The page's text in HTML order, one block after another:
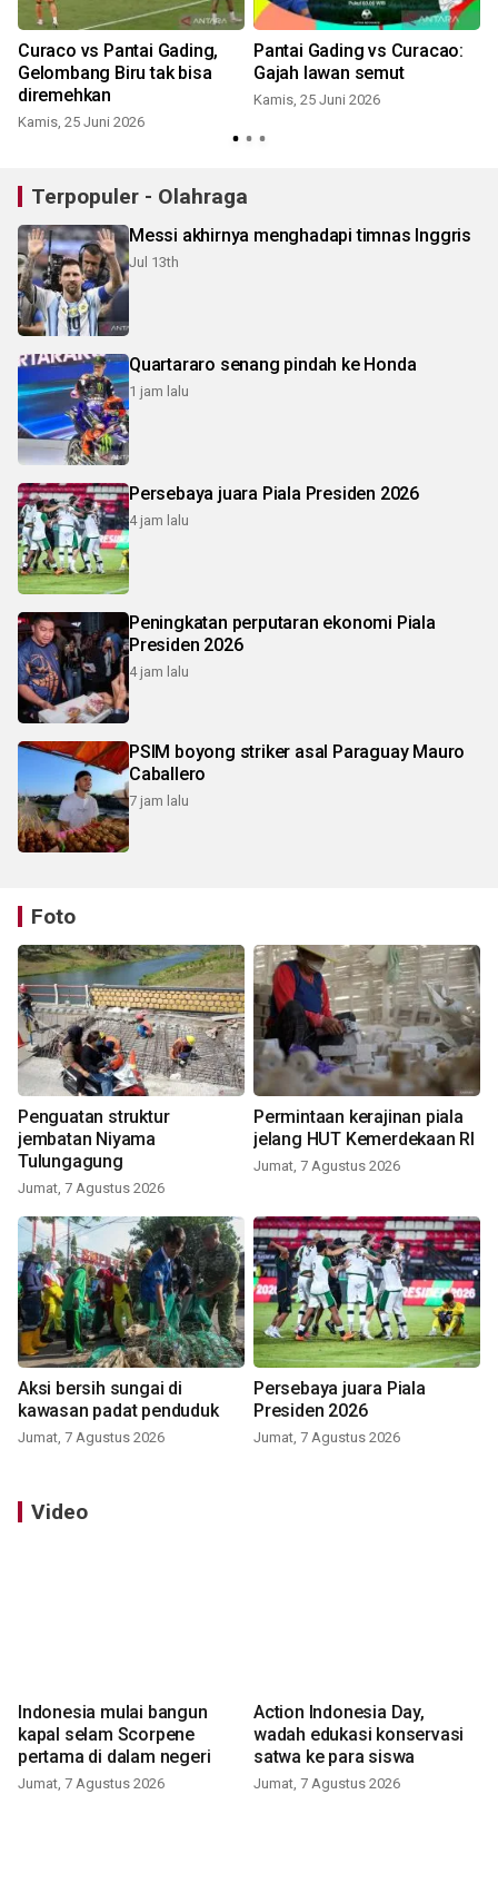
Curaco vs Pantai Gading,
Gelombang Biru tak bisa
diremehkan
Kamis, 25 Juni 2026
Pantai Gading vs Curacao:
Gajah lawan semut
Kamis, 25 Juni 2026
Terpopuler - Olahraga
Messi akhirnya menghadapi timnas Inggris
Jul 13th
Quartararo senang pindah ke Honda
1 jam lalu
Persebaya juara Piala Presiden 2026
4 jam lalu
Peningkatan perputaran ekonomi Piala
Presiden 2026
4 jam lalu
PSIM boyong striker asal Paraguay Mauro
Caballero
7 jam lalu
Foto
Penguatan struktur
jembatan Niyama
Tulungagung
Jumat, 7 Agustus 2026
Permintaan kerajinan piala
jelang HUT Kemerdekaan RI
Jumat, 7 Agustus 2026
Aksi bersih sungai di
kawasan padat penduduk
Jumat, 7 Agustus 2026
Persebaya juara Piala
Presiden 2026
Jumat, 7 Agustus 2026
Video
Indonesia mulai bangun
kapal selam Scorpene
pertama di dalam negeri
Jumat, 7 Agustus 2026
Action Indonesia Day,
wadah edukasi konservasi
satwa ke para siswa
Jumat, 7 Agustus 2026